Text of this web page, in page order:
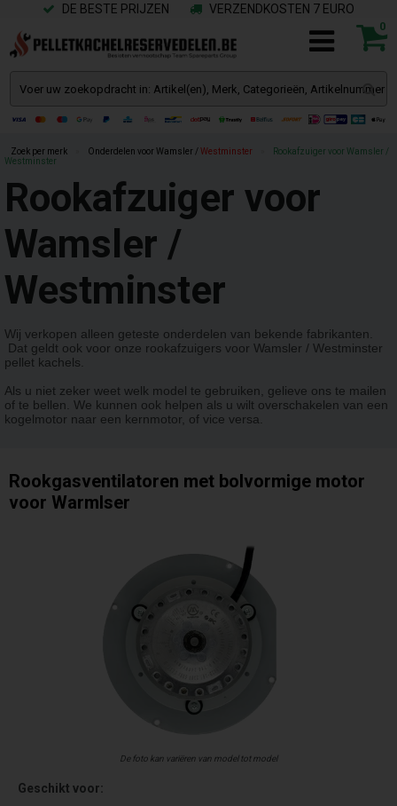
DE BESTE PRIJZEN VERZENDKOSTEN 7 EURO
0
Zoek per merk Onderdelen voor Wamsler /Westminster
Rookafzuiger voor Wamsler /
Westminster
Rookafzuiger voor
Wamsler /
Westminster
Wij verkopen alleen geteste onderdelen van bekende fabrikanten.
Dat geldt ook voor onze rookafzuigers voor Wamsler / Westminster
pellet kachels.
Als u niet zeker weet welk model te gebruiken, gelieve ons te mailen
of te bellen. We kunnen ook helpen als u wilt overschakelen van een
kogelmotor naar een kernmotor, of vice versa.
Rookgasventilatoren met bolvormige motor
voor Warmlser
De foto kan variëren van model tot model
Geschikt voor: